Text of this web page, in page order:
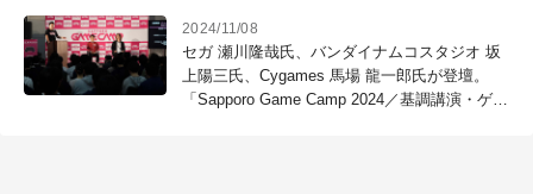
2024/11/08
セガ 瀬川隆哉氏、バンダイナムコスタジオ 坂
上陽三氏、Cygames 馬場 龍一郎氏が登壇。
「Sapporo Game Camp 2024／基調講演・ゲー